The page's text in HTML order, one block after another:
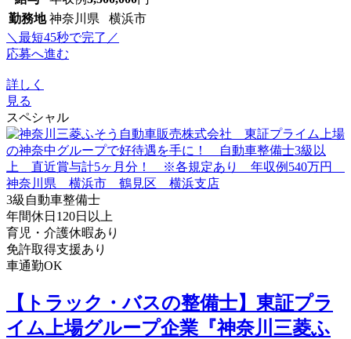
勤務地 神奈川県 横浜市
＼最短45秒で完了／
応募へ進む
詳しく
見る
スペシャル
3級自動車整備士
年間休日120日以上
育児・介護休暇あり
免許取得支援あり
車通勤OK
【トラック・バスの整備士】東証プラ
イム上場グループ企業『神奈川三菱ふ